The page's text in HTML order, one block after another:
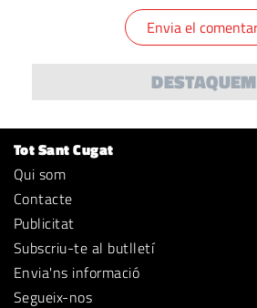
DESTAQUEM
Tot Sant Cugat
Qui som
Contacte
Publicitat
Subscriu-te al butlletí
Envia'ns informació
Segueix-nos